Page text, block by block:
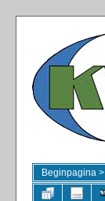
Beginpagina >